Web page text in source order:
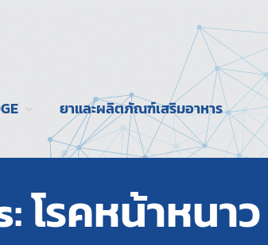
ยาและผลิตภัณฑ์เสริมอาหาร
โรคหน้าหนาว